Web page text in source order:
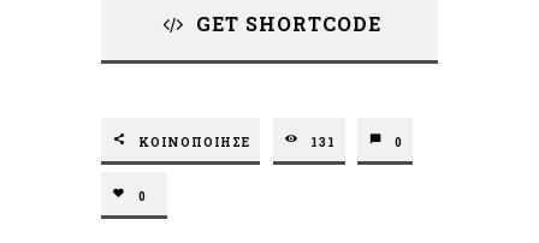
GET SHORTCODE
ΚΟΙΝΟΠΟΙΗΣΕ 131 0
0